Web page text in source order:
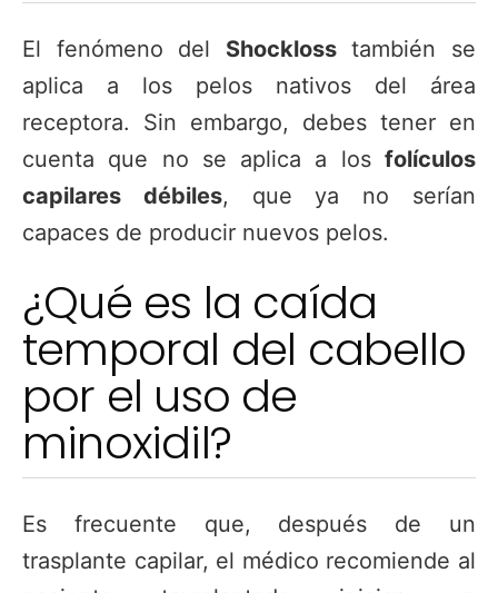
El fenómeno del Shocklosstambién se
aplica a los pelos nativos del área
receptora. Sin embargo, debes tener en
cuenta que no se aplica a los folículos
capilares débiles, que ya no serían
capaces de producir nuevos pelos.
¿Qué es la caída
temporal del cabello
por el uso de
minoxidil?
Es frecuente que, después de un
trasplante capilar, el médico recomiende al